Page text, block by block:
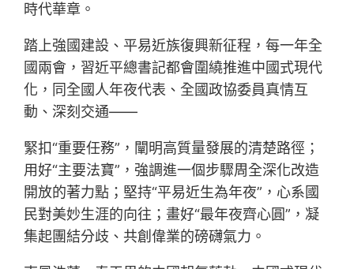
時代華章。
踏上強國建設、平易近族復興新征程，每一年全
國兩會，習近平總書記都會圍繞推進中國式現代
化，同全國人年夜代表、全國政協委員真情互
動、深刻交通——
緊扣“重要任務”，闡明高質量發展的清楚路徑；
用好“主要法寶”，強調進一個步驟周全深化改造
開放的著力點；堅持“平易近生為年夜”，心系國
民對美妙生涯的向往；畫好“最年夜齊心圓”，凝
集起團結分歧、共創偉業的磅礴氣力。